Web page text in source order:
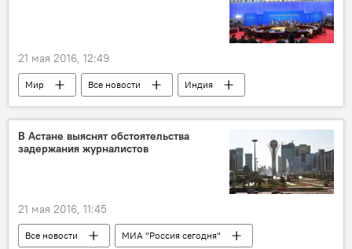
21 мая 2016, 12:49
Мир Все новости
Индия
Пакистан
ШОС
В Астане выяснят обстоятельства
задержания журналистов
21 мая 2016, 11:45
Все новости
МИА "Россия сегодня"